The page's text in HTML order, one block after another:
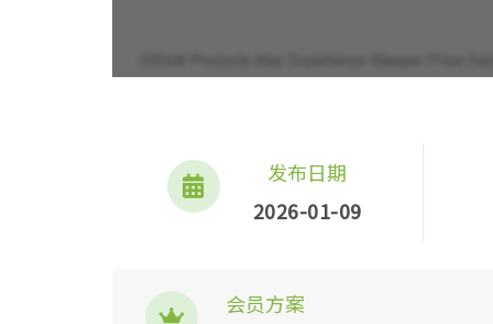
发布日期
2026-01-09
会员方案